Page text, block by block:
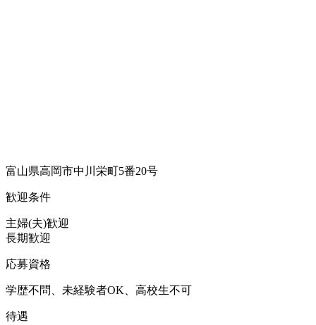
富山県高岡市中川栄町5番20号
歓迎条件
主婦(夫)歓迎
長期歓迎
応募資格
学歴不問、未経験者OK、高校生不可
待遇